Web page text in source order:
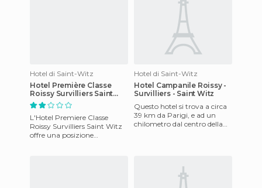
Hotel di Saint-Witz
Hotel Première Classe
Roissy Survilliers Saint
Witz
L'Hotel Premiere Classe
Roissy Survilliers Saint Witz
offre una posizione
Hotel di Saint-Witz
Hotel Campanile Roissy -
Survilliers - Saint Witz
Questo hotel si trova a circa
39 km da Parigi, e ad un
chilometro dal centro della